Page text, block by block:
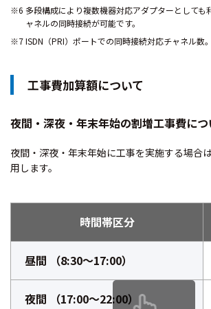
※6 多段構成により複数機器対応アダプターとしても
ャネルの同時接続が可能です。
※7 ISDN（PRI）ポートでの同時接続対応チャネル数。
工事費加算額について
夜間・深夜・年末年始の割増工事費につ
夜間・深夜・年末年始に工事を実施する場合
用します。
時間帯区分
昼間 （8:30〜17:00）
夜間 （17:00〜22:00）